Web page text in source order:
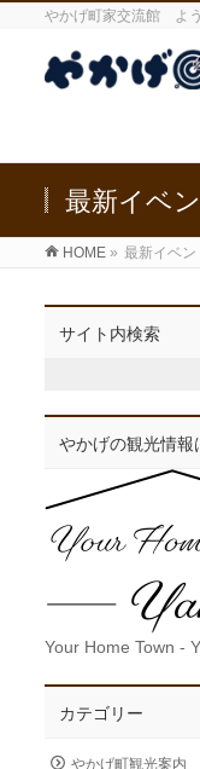
やかげ町家交流館 よう
最新イベ
HOME » 最新イベン
サイト内検索
やかげの観光情報
Your Home Town -
カテゴリー
やかげ町観光案内